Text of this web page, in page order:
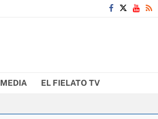
MEDIA EL FIELATO TV